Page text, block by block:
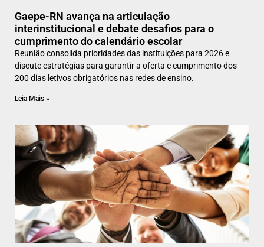
Gaepe-RN avança na articulação
interinstitucional e debate desafios para o
cumprimento do calendário escolar
Reunião consolida prioridades das instituições para 2026 e
discute estratégias para garantir a oferta e cumprimento dos
200 dias letivos obrigatórios nas redes de ensino.
Leia Mais »